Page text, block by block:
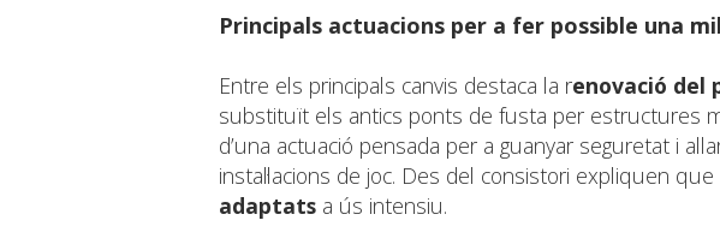
Principals actuacions per a fer possible una
Entre els principals canvis destaca la renovació del
substituït els antics ponts de fusta per estructures
d’una actuació pensada per a guanyar seguretat i
instal·lacions de joc. Des del consistori expliquen
adaptats a ús intensiu.